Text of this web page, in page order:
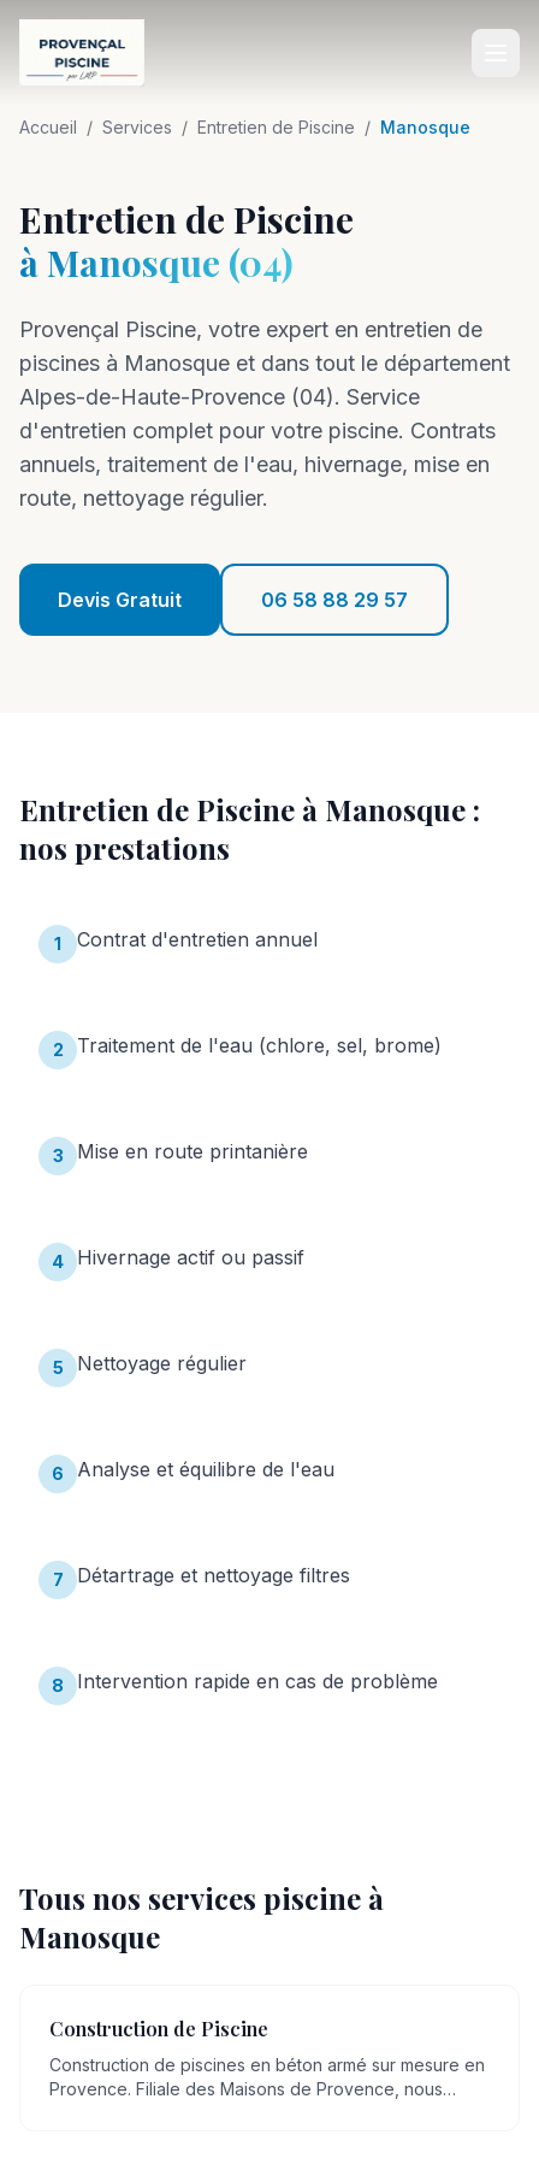
Accueil
Construction de Piscine
Rénovation de Piscine
Entretien de Piscine
Équipements de Piscine
Aménagement Extérieur
Dépannage Piscine
Blog
Devis Gratuit
Accueil / Services / Entretien de Piscine / Manosque
Entretien de Piscine
àManosque (04)
Provençal Piscine, votre expert en entretien de
piscines à Manosque et dans tout le département
Alpes-de-Haute-Provence (04). Service
d'entretien complet pour votre piscine. Contrats
annuels, traitement de l'eau, hivernage, mise en
route, nettoyage régulier.
Devis Gratuit 06 58 88 29 57
Entretien de Piscine à Manosque :
nos prestations
1 Contrat d'entretien annuel
2 Traitement de l'eau (chlore, sel, brome)
3 Mise en route printanière
4 Hivernage actif ou passif
5 Nettoyage régulier
6 Analyse et équilibre de l'eau
7 Détartrage et nettoyage filtres
8 Intervention rapide en cas de problème
Tous nos services piscine à
Manosque
Construction de Piscine
Construction de piscines en béton armé sur mesure en
Provence. Filiale des Maisons de Provence, nous